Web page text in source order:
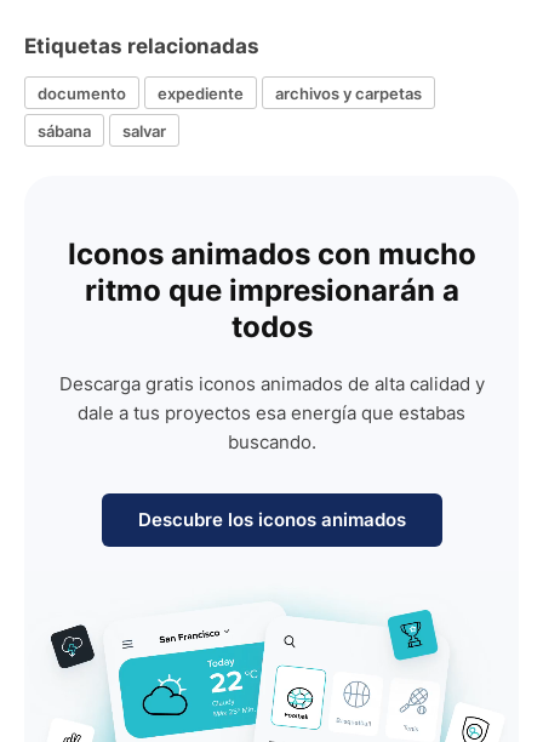
Etiquetas relacionadas
documento expediente
archivos y carpetas
sábana
salvar
Iconos animados con mucho
ritmo que impresionarán a
todos
Descarga gratis iconos animados de alta calidad y
dale a tus proyectos esa energía que estabas
buscando.
Descubre los iconos animados